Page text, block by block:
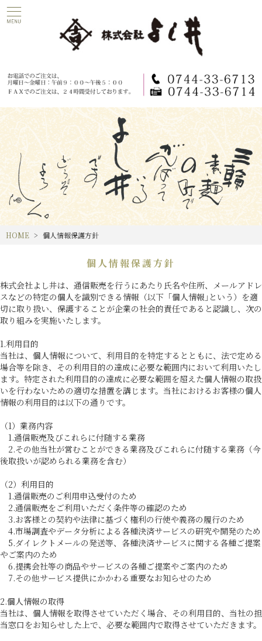
HOME 個人情報保護方針
個人情報保護方針
株式会社よし井は、通信販売を行うにあたり氏名や住所、メールアドレ
スなどの特定の個人を識別できる情報（以下「個人情報｣という）を適
切に取り扱い、保護することが企業の社会的責任であると認識し、次の
取り組みを実施いたします。
1.利用目的
当社は、個人情報について、利用目的を特定するとともに、法で定める
場合等を除き、その利用目的の達成に必要な範囲内において利用いたし
ます。特定された利用目的の達成に必要な範囲を超えた個人情報の取扱
いを行わないための適切な措置を講じます。当社におけるお客様の個人
情報の利用目的は以下の通りです。
（1）業務内容
1.通信販売及びこれらに付随する業務
2.その他当社が営むことができる業務及びこれらに付随する業務（今
後取扱いが認められる業務を含む）
（2）利用目的
1.通信販売のご利用申込受付のため
2.通信販売をご利用いただく条件等の確認のため
3.お客様との契約や法律に基づく権利の行使や義務の履行のため
4.市場調査やデータ分析による各種決済サービスの研究や開発のため
5.ダイレクトメールの発送等、各種決済サービスに関する各種ご提案
やご案内のため
6.提携会社等の商品やサービスの各種ご提案やご案内のため
7.その他サービス提供にかかわる重要なお知らせのため
2.個人情報の取得
当社は、個人情報を取得させていただく場合、その利用目的、当社の担
当窓口をお知らせした上で、必要な範囲内で取得させていただきます。